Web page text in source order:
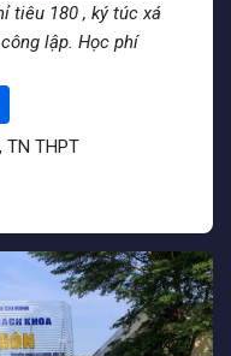
tiêu 180 , ký túc xá
lập. Học phí
, TN THPT